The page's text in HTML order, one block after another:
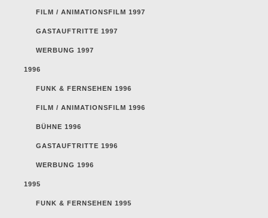
FILM / ANIMATIONSFILM 1997
GASTAUFTRITTE 1997
WERBUNG 1997
1996
FUNK & FERNSEHEN 1996
FILM / ANIMATIONSFILM 1996
BÜHNE 1996
GASTAUFTRITTE 1996
WERBUNG 1996
1995
FUNK & FERNSEHEN 1995